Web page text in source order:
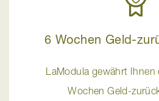
6 Wochen Geld-
LaModula gewährt Ihnen
Wochen Geld-